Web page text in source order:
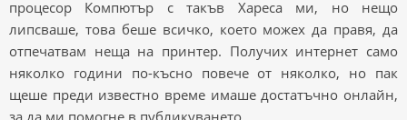
процесор Компютър с такъв Хареса ми, но нещо
липсваше, това беше всичко, което можех да правя, да
отпечатвам неща на принтер. Получих интернет само
няколко години по-късно повече от няколко, но пак
щеше преди известно време имаше достатъчно онлайн,
за да ми помогне в публикуването